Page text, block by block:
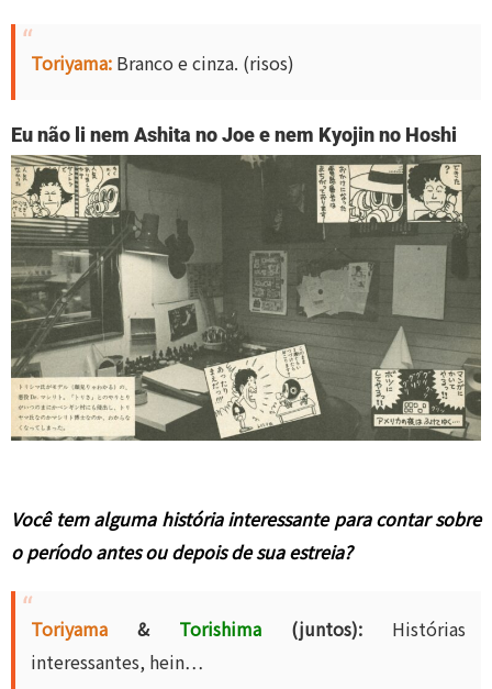
Toriyama: Branco e cinza. (risos)
Eu não li nem Ashita no Joe e nem Kyojin no Hoshi
Você tem alguma história interessante para contar sobre
o período antes ou depois de sua estreia?
Toriyama & Torishima (juntos): Histórias
interessantes, hein…